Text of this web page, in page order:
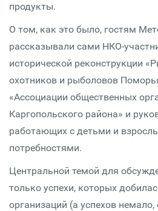
продукты.
О том, как это было, гостям
рассказывали сами НКО-
исторической реконструкции
охотников и рыболовов
«Ассоциации общественных
Каргопольского района» и
работающих с детьми и
потребностями.
Центральной темой для
только успехи, которых
организаций (а успехов немало,